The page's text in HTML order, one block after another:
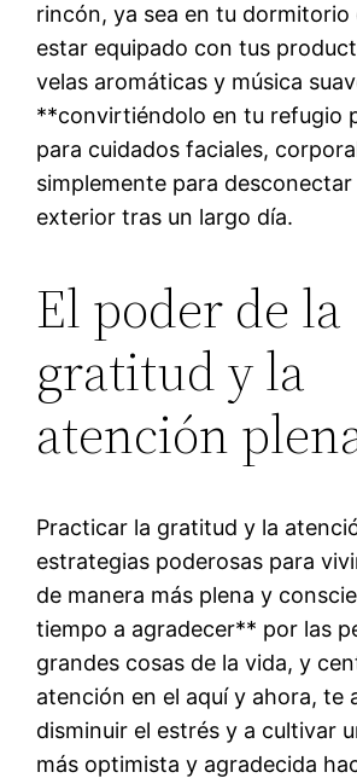
rincón, ya sea en tu dormitorio
estar equipado con tus
velas aromáticas y música
**convirtiéndolo en tu refugio
para cuidados faciales,
simplemente para
exterior tras un largo día.
El poder de la
gratitud y la
atención
Practicar la gratitud y la
estrategias poderosas para
de manera más plena y
tiempo a agradecer** por las
grandes cosas de la vida, y
atención en el aquí y ahora, te
disminuir el estrés y a cultivar
más optimista y agradecida